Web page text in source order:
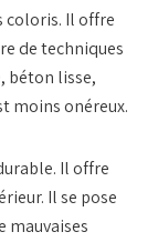
coloris. Il offre
de techniques
béton lisse,
moins onéreux.
Il offre
Il se pose
mauvaises